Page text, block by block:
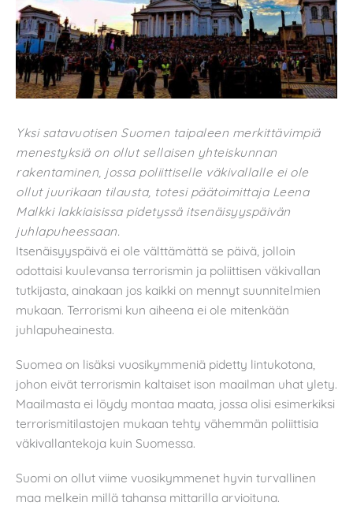
Yksi satavuotisen Suomen taipaleen merkittävimpiä
menestyksiä on ollut sellaisen yhteiskunnan
rakentaminen, jossa poliittiselle väkivallalle ei ole
ollut juurikaan tilausta, totesi päätoimittaja Leena
Malkki lakkiaisissa pidetyssä itsenäisyyspäivän
juhlapuheessaan.
Itsenäisyyspäivä ei ole välttämättä se päivä, jolloin
odottaisi kuulevansa terrorismin ja poliittisen väkivallan
tutkijasta, ainakaan jos kaikki on mennyt suunnitelmien
mukaan. Terrorismi kun aiheena ei ole mitenkään
juhlapuheainesta.
Suomea on lisäksi vuosikymmeniä pidetty lintukotona,
johon eivät terrorismin kaltaiset ison maailman uhat ylety.
Maailmasta ei löydy montaa maata, jossa olisi esimerkiksi
terrorismitilastojen mukaan tehty vähemmän poliittisia
väkivallantekoja kuin Suomessa.
Suomi on ollut viime vuosikymmenet hyvin turvallinen
maa melkein millä tahansa mittarilla arvioituna.